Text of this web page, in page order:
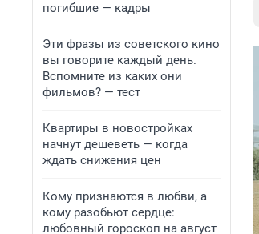
погибшие — кадры
Эти фразы из советского кино
вы говорите каждый день.
Вспомните из каких они
фильмов? — тест
Квартиры в новостройках
начнут дешеветь — когда
ждать снижения цен
Кому признаются в любви, а
кому разобьют сердце:
любовный гороскоп на август